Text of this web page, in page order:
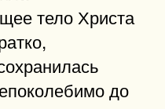
тело Христа
до